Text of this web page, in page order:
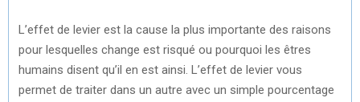
L’effet de levier est la cause la plus importante des raisons
pour lesquelles change est risqué ou pourquoi les êtres
humains disent qu’il en est ainsi. L’effet de levier vous
permet de traiter dans un autre avec un simple pourcentage